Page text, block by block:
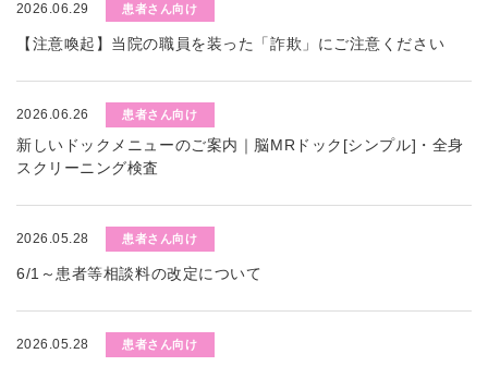
2026.06.29 患者さん向け
【注意喚起】当院の職員を装った「詐欺」にご注意ください
2026.06.26 患者さん向け
新しいドックメニューのご案内｜脳MRドック[シンプル]・全身
スクリーニング検査
2026.05.28 患者さん向け
6/1～患者等相談料の改定について
2026.05.28 患者さん向け